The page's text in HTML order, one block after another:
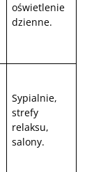
oświetlenie
dzienne.
Sypialnie,
strefy
relaksu,
salony.